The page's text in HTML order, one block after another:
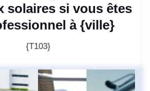
solaires si vous êtes
à {ville}
{T103}